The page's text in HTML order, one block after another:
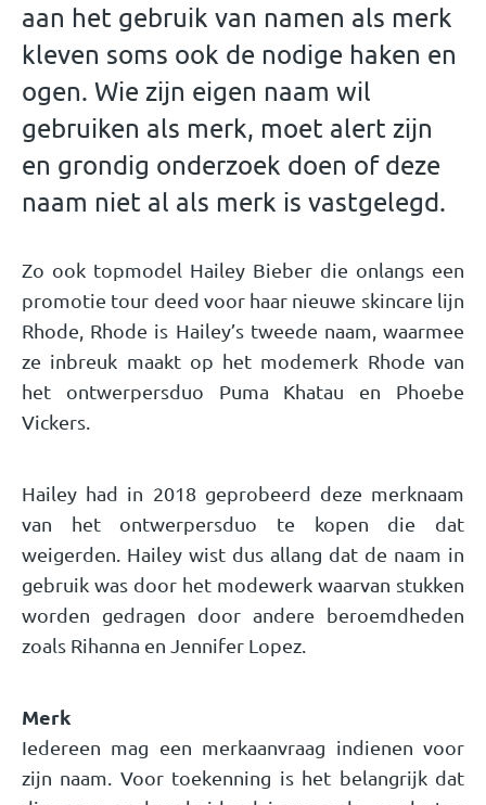
aan het gebruik van namen als merk
kleven soms ook de nodige haken en
ogen. Wie zijn eigen naam wil
gebruiken als merk, moet alert zijn
en grondig onderzoek doen of deze
naam niet al als merk is vastgelegd.
Zo ook topmodel Hailey Bieber die onlangs een
promotie tour deed voor haar nieuwe skincare lijn
Rhode, Rhode is Hailey’s tweede naam, waarmee
ze inbreuk maakt op het modemerk Rhode van
het ontwerpersduo Puma Khatau en Phoebe
Vickers.
Hailey had in 2018 geprobeerd deze merknaam
van het ontwerpersduo te kopen die dat
weigerden. Hailey wist dus allang dat de naam in
gebruik was door het modewerk waarvan stukken
worden gedragen door andere beroemdheden
zoals Rihanna en Jennifer Lopez.
Merk
Iedereen mag een merkaanvraag indienen voor
zijn naam. Voor toekenning is het belangrijk dat